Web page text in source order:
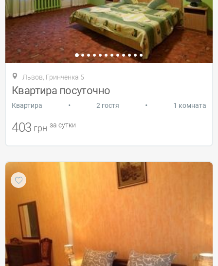
Львов, Гринченка 5
Квартира посуточно
Квартира • 2 гостя • 1 комната
403 грн за сутки